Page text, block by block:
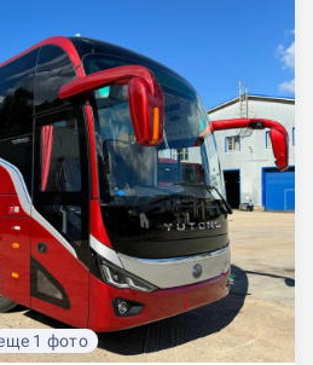
1 фото